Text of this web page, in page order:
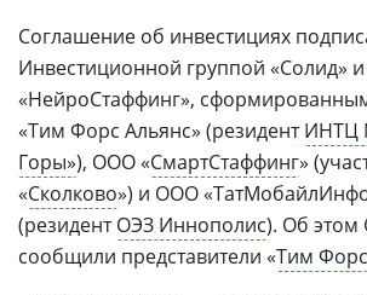
Соглашение об инвестициях
Инвестиционной группой «Солид»
«НейроСтаффинг»,
«Тим Форс Альянс» (резидентИНТЦ
Горы»), ООО «СмартСтаффинг»
«Сколково») и ООО
(резидентОЭЗ Иннополис). Об этом
сообщили представители «Тим Форс